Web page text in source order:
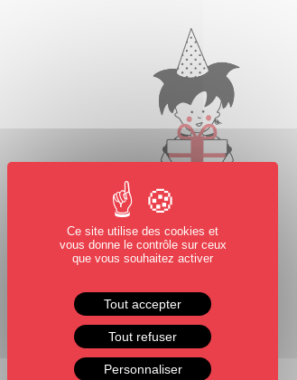
Ce site utilise des cookies et
vous donne le contrôle sur ceux
que vous souhaitez activer
Tout accepter
Tout refuser
Personnaliser